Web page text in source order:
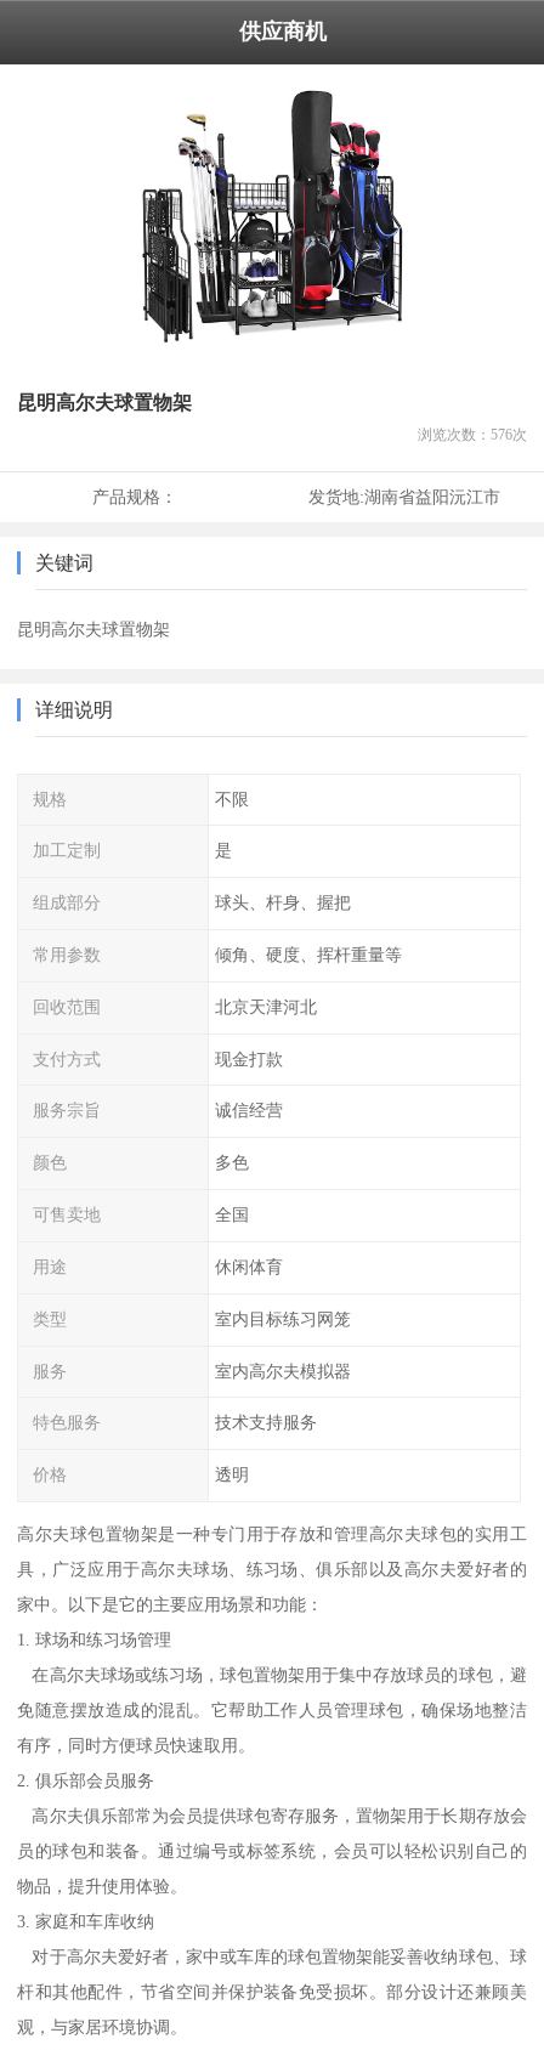
供应商机
昆明高尔夫球置物架
浏览次数： 576次
产品规格： 发货地:湖南省益阳沅江市
关键词
昆明高尔夫球置物架
详细说明
规格 不限
加工定制 是
组成部分 球头、杆身、握把
常用参数 倾角、硬度、挥杆重量等
回收范围 北京天津河北
支付方式 现金打款
服务宗旨 诚信经营
颜色 多色
可售卖地 全国
用途 休闲体育
类型 室内目标练习网笼
服务 室内高尔夫模拟器
特色服务 技术支持服务
价格 透明
高尔夫球包置物架是一种专门用于存放和管理高尔夫球包的实用工
具，广泛应用于高尔夫球场、练习场、俱乐部以及高尔夫爱好者的
家中。以下是它的主要应用场景和功能：
1. 球场和练习场管理
在高尔夫球场或练习场，球包置物架用于集中存放球员的球包，避
免随意摆放造成的混乱。它帮助工作人员管理球包，确保场地整洁
有序，同时方便球员快速取用。
2. 俱乐部会员服务
高尔夫俱乐部常为会员提供球包寄存服务，置物架用于长期存放会
员的球包和装备。通过编号或标签系统，会员可以轻松识别自己的
物品，提升使用体验。
3. 家庭和车库收纳
对于高尔夫爱好者，家中或车库的球包置物架能妥善收纳球包、球
杆和其他配件，节省空间并保护装备免受损坏。部分设计还兼顾美
观，与家居环境协调。